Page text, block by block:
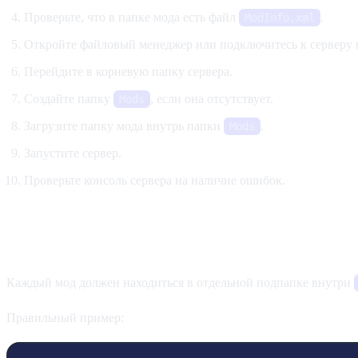
Проверьте, что в папке мода есть файл
Откройте файловый менеджер или подключитесь к серверу
Перейдите в корневую папку сервера.
Создайте папку
, если она отсутствует.
Загрузите папку мода внутрь папки
Запустите сервер.
Проверьте консоль сервера на наличие ошибок.
Каждый мод должен находиться в отдельной подпапке внутри
Правильный пример: